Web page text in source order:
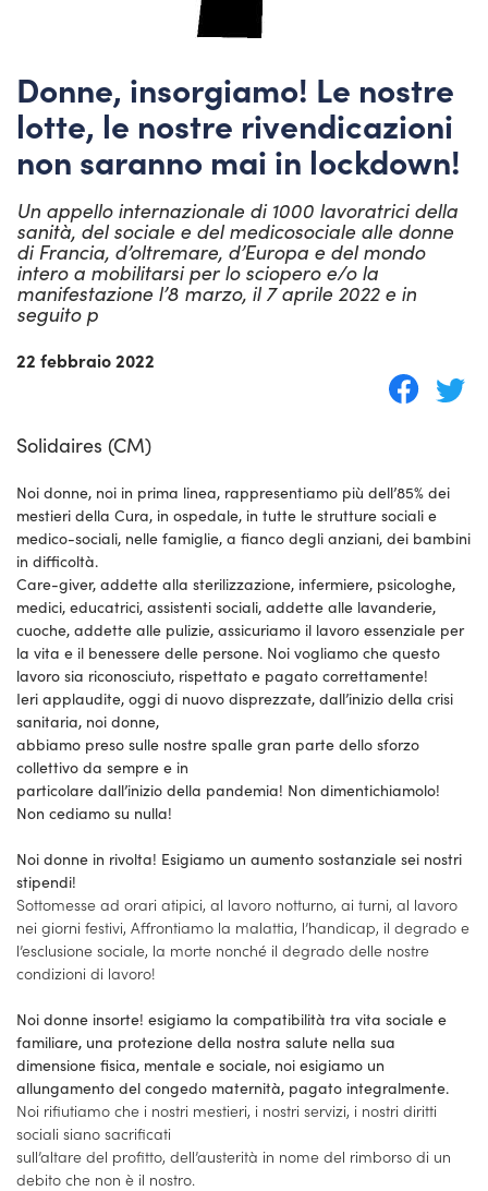
Donne, insorgiamo! Le nostre
lotte, le nostre rivendicazioni
non saranno mai in lockdown!
Un appello internazionale di 1000 lavoratrici della
sanità, del sociale e del medicosociale alle donne
di Francia, d’oltremare, d’Europa e del mondo
intero a mobilitarsi per lo sciopero e/o la
manifestazione l’8 marzo, il 7 aprile 2022 e in
seguito p
22 febbraio 2022
Solidaires (CM)
Noi donne, noi in prima linea, rappresentiamo più dell’85% dei
mestieri della Cura, in ospedale, in tutte le strutture sociali e
medico-sociali, nelle famiglie, a fianco degli anziani, dei bambini
in difficoltà.
Care-giver, addette alla sterilizzazione, infermiere, psicologhe,
medici, educatrici, assistenti sociali, addette alle lavanderie,
cuoche, addette alle pulizie, assicuriamo il lavoro essenziale per
la vita e il benessere delle persone. Noi vogliamo che questo
lavoro sia riconosciuto, rispettato e pagato correttamente!
Ieri applaudite, oggi di nuovo disprezzate, dall’inizio della crisi
sanitaria, noi donne,
abbiamo preso sulle nostre spalle gran parte dello sforzo
collettivo da sempre e in
particolare dall’inizio della pandemia! Non dimentichiamolo!
Non cediamo su nulla!
Noi donne in rivolta! Esigiamo un aumento sostanziale sei nostri
stipendi!
Sottomesse ad orari atipici, al lavoro notturno, ai turni, al lavoro
nei giorni festivi, Affrontiamo la malattia, l’handicap, il degrado e
l’esclusione sociale, la morte nonché il degrado delle nostre
condizioni di lavoro!
Noi donne insorte! esigiamo la compatibilità tra vita sociale e
familiare, una protezione della nostra salute nella sua
dimensione fisica, mentale e sociale, noi esigiamo un
allungamento del congedo maternità, pagato integralmente.
Noi rifiutiamo che i nostri mestieri, i nostri servizi, i nostri diritti
sociali siano sacrificati
sull’altare del profitto, dell’austerità in nome del rimborso di un
debito che non è il nostro.